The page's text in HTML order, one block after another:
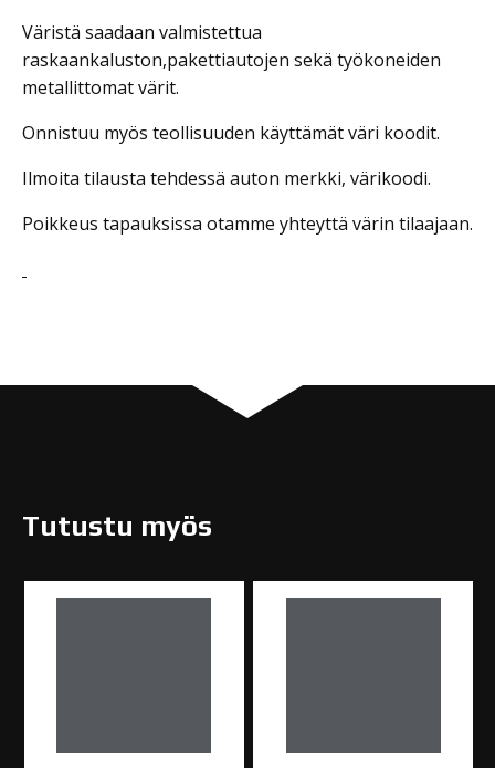
Väristä saadaan valmistettua
raskaankaluston,pakettiautojen sekä työkoneiden
metallittomat värit.
Onnistuu myös teollisuuden käyttämät väri koodit.
Ilmoita tilausta tehdessä auton merkki, värikoodi.
Poikkeus tapauksissa otamme yhteyttä värin tilaajaan.
Tutustu myös